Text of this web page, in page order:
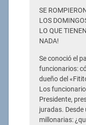
SE
LOS
LO QUE
NADA!
Se conoció el
funcionarios:
dueño del
Los
Presidente,
juradas.
millonarias: